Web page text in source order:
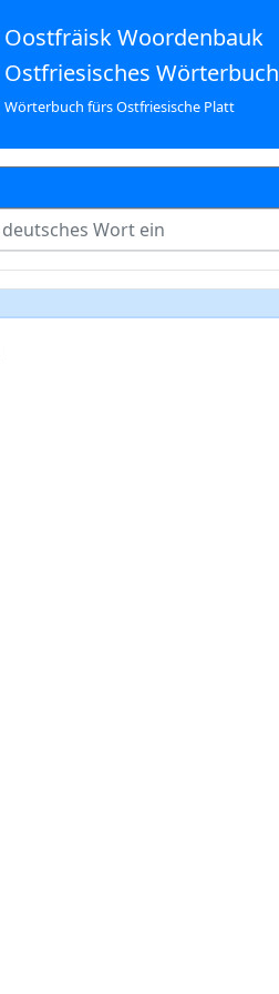
Oostfräisk Woordenbauk
Ostfriesisches Wörterbuch
Wörterbuch fürs Ostfriesische Platt